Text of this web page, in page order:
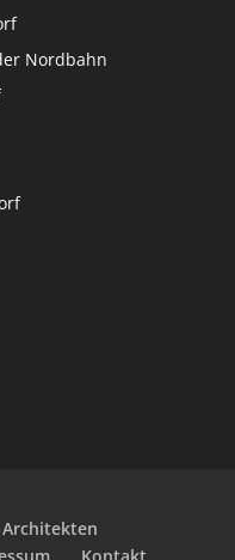
Nordbahn
Architekten